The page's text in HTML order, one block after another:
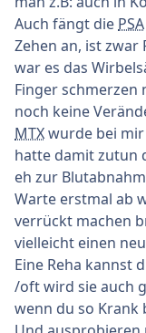
Auch fängt die PSA
Zehen an, ist zwar
war es das
Finger schmerzen
noch keine
MTXwurde bei
hatte damit zutun
eh zur
Warte erstmal ab
verrückt machen
vielleicht einen
Eine Reha kannst
/oft wird sie auch
wenn du so Krank